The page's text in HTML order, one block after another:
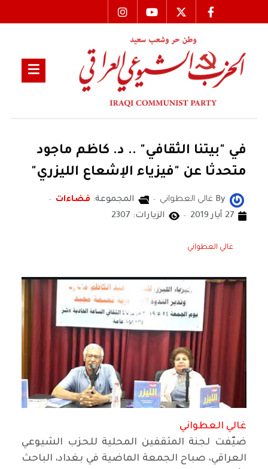
في "بيتنا الثقافي" .. د. كاظم ماجود
متحدثا عن "فيزياء الإشعاع الليزري"
By غالي العطواني المجموعة: فضاءات
27 أيار 2019
الزيارات: 2307
غالي العطواني
غالي العطواني
ضيّفت لجنة المثقفين المحلية للحزب الشيوعي
العراقي، صباح الجمعة الماضية في بغداد، الباحث